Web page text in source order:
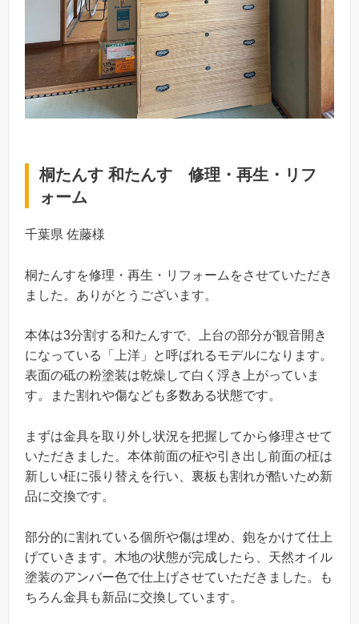
桐たんす 和たんす 修理・再生・リフ
ォーム
千葉県 佐藤様
桐たんすを修理・再生・リフォームをさせていただき
ました。ありがとうございます。
本体は3分割する和たんすで、上台の部分が観音開き
になっている「上洋」と呼ばれるモデルになります。
表面の砥の粉塗装は乾燥して白く浮き上がっていま
す。また割れや傷なども多数ある状態です。
まずは金具を取り外し状況を把握してから修理させて
いただきました。本体前面の柾や引き出し前面の柾は
新しい柾に張り替えを行い、裏板も割れが酷いため新
品に交換です。
部分的に割れている個所や傷は埋め、鉋をかけて仕上
げていきます。木地の状態が完成したら、天然オイル
塗装のアンバー色で仕上げさせていただきました。も
ちろん金具も新品に交換しています。